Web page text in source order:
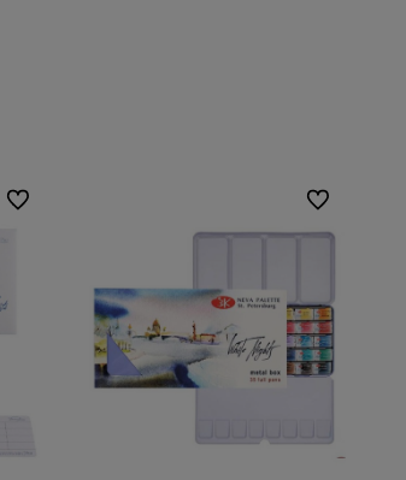
Do ulubionych Do ulubionych